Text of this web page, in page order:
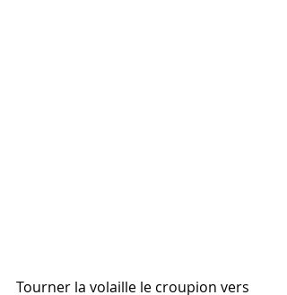
Tourner la volaille le croupion vers